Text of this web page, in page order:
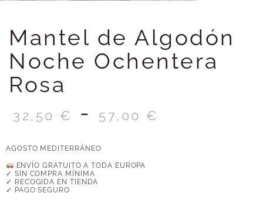
Mantel de Algodón
Noche Ochentera
Rosa
32,50 € - 57,00 €
AGOSTO MEDITERRÁNEO
ENVÍO GRATUITO A TODA EUROPA
✓ SIN COMPRA MÍNIMA
✓ RECOGIDA EN TIENDA
✓ PAGO SEGURO